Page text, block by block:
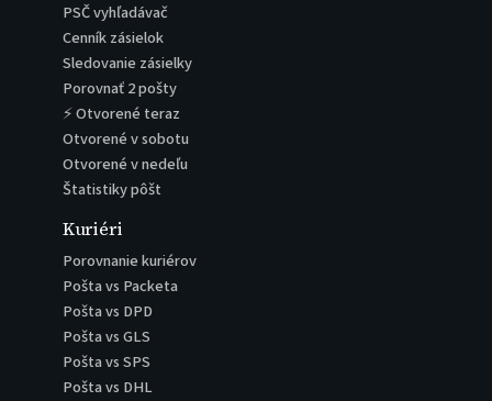
PSČ vyhľadávač
Cenník zásielok
Sledovanie zásielky
Porovnať 2 pošty
⚡ Otvorené teraz
Otvorené v sobotu
Otvorené v nedeľu
Štatistiky pôšt
Kuriéri
Porovnanie kuriérov
Pošta vs Packeta
Pošta vs DPD
Pošta vs GLS
Pošta vs SPS
Pošta vs DHL